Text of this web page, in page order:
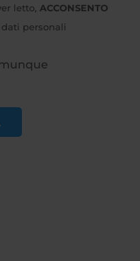
letto, ACCONSENTO
personali